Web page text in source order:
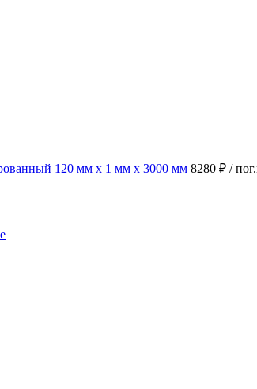
120 мм x 1 мм х 3000 мм 8280 ₽ /